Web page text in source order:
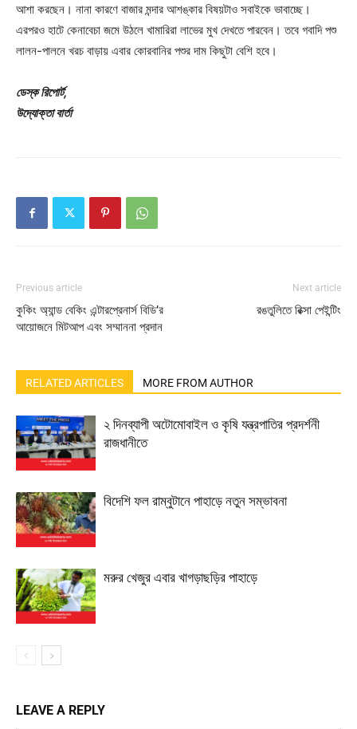
আশা করছেন। নানা কারণে বাজার মন্দার আশঙ্কার বিষয়টাও সবাইকে ভাবাচ্ছে।
এরপরও হাটে কেনাবেচা জমে উঠলে খামারিরা লাভের মুখ দেখতে পারবেন। তবে গবাদি পশু
লালন-পালনে খরচ বাড়ায় এবার কোরবানির পশুর দাম কিছুটা বেশি হবে।
ডেস্ক রিপোর্ট,
উদ্যোক্তা বার্তা
Previous article
কুকিং অ্যান্ড বেকিং এন্টারপ্রেনার্স বিডি’র
আয়োজনে মিটআপ এবং সম্মাননা প্রদান
Next article
রঙতুলিতে রিক্সা পেইন্টিং
RELATED ARTICLES MORE FROM AUTHOR
২ দিনব্যাপী অটোমোবাইল ও কৃষি যন্ত্রপাতির প্রদর্শনী
রাজধানীতে
বিদেশি ফল রাম্বুটানে পাহাড়ে নতুন সম্ভাবনা
মরুর খেজুর এবার খাগড়াছড়ির পাহাড়ে
LEAVE A REPLY